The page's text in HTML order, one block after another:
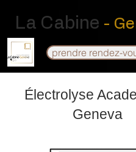
La Cabine -
prendre rendez-
Électrolyse
Geneva